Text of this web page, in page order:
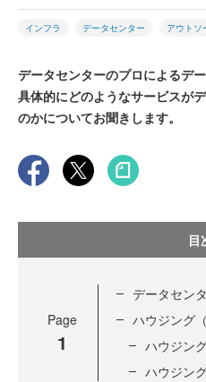
インフラ データセンター アウトソ
データセンターのプロによるデ
具体的にどのようなサービスが
のかについてお聞きします。
目
Page
1
データセン
ハウジング
ハウジン
ハウジン